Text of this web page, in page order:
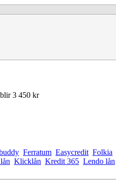
3 450 kr
Ferratum Easycredit Folkia
Klicklån Kredit 365 Lendo lån